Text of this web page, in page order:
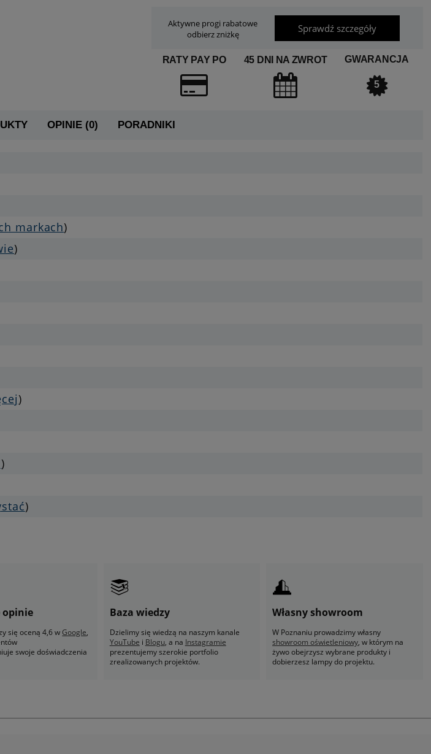
Aktywne progi rabatowe
odbierz zniżkę
Sprawdź szczegóły
RATY PAY PO 45 DNI NA ZWROT GWARANCJA
5
OPINIE (0) PORADNIKI
markach)
)
)
)
)
opinie
się oceną 4,6 wGoogle,
swoje doświadczenia
Baza wiedzy
Dzielimy się wiedzą na naszym kanale
YouTube i Blogu, a na Instagramie
prezentujemy szerokie portfolio
zrealizowanych projektów.
Własny showroom
W Poznaniu prowadzimy własny
showroom oświetleniowy, w którym na
żywo obejrzysz wybrane produkty i
dobierzesz lampy do projektu.